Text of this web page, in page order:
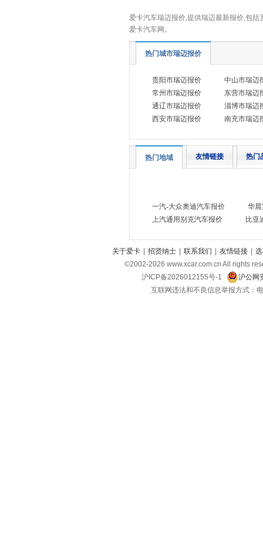
爱卡汽车瑞迈报价,提供瑞迈最新报价,包
爱卡汽车网。
热门城市瑞迈报价
贵阳市瑞迈报价
中山市瑞迈
常州市瑞迈报价
东营市瑞迈
通辽市瑞迈报价
淄博市瑞迈
西安市瑞迈报价
南充市瑞迈
热门地域 友情链接 热门
一汽-大众奥迪汽车报价
华
上汽通用别克汽车报价
比亚
关于爱卡 招贤纳士 联系我们 友情链接
©2002-2026 www.xcar.com.cn All rights
沪ICP备2026012155号-1
沪公网
互联网违法和不良信息举报方式：